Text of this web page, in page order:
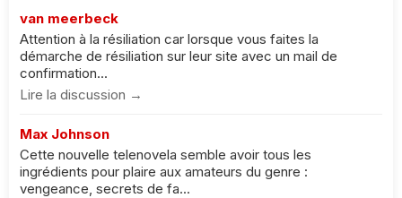
van meerbeck
Attention à la résiliation car lorsque vous faites la
démarche de résiliation sur leur site avec un mail de
confirmation...
Lire la discussion →
Max Johnson
Cette nouvelle telenovela semble avoir tous les
ingrédients pour plaire aux amateurs du genre :
vengeance, secrets de fa...